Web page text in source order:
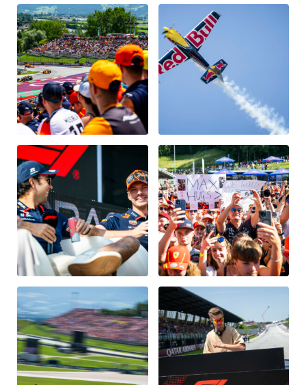
Fahrzeug
Alle anzeigen
Business
Alle anzeigen
Glossar
Alle anzeigen